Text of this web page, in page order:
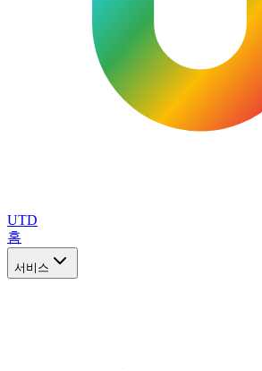
UTD
홈
서비스